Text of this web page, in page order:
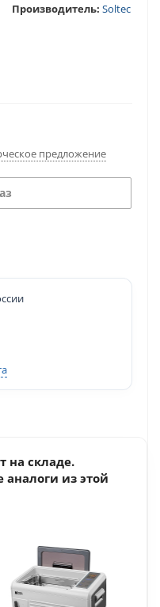
Производитель: Soltec
предложение
на складе.
из этой